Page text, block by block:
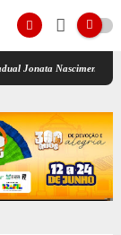
Nascimento